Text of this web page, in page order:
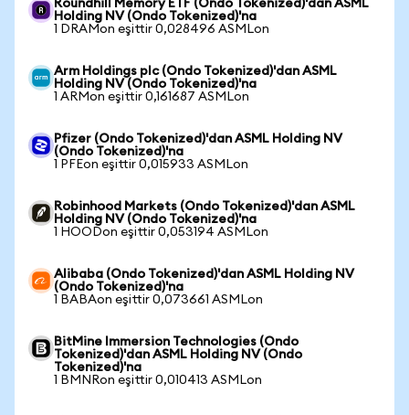
Roundhill Memory ETF (Ondo Tokenized)'dan ASML
Holding NV (Ondo Tokenized)'na
1 DRAMon eşittir 0,028496 ASMLon
Arm Holdings plc (Ondo Tokenized)'dan ASML
Holding NV (Ondo Tokenized)'na
1 ARMon eşittir 0,161687 ASMLon
Pfizer (Ondo Tokenized)'dan ASML Holding NV
(Ondo Tokenized)'na
1 PFEon eşittir 0,015933 ASMLon
Robinhood Markets (Ondo Tokenized)'dan ASML
Holding NV (Ondo Tokenized)'na
1 HOODon eşittir 0,053194 ASMLon
Alibaba (Ondo Tokenized)'dan ASML Holding NV
(Ondo Tokenized)'na
1 BABAon eşittir 0,073661 ASMLon
BitMine Immersion Technologies (Ondo
Tokenized)'dan ASML Holding NV (Ondo
Tokenized)'na
1 BMNRon eşittir 0,010413 ASMLon